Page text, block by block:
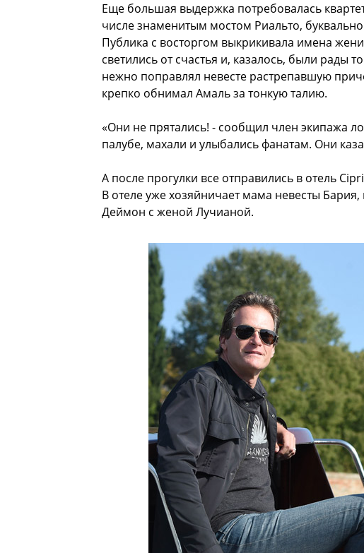
Еще большая выдержка потребовалась
числе знаменитым мостом Риальто,
Публика с восторгом выкрикивала имена
светились от счастья и, казалось, были рады
нежно поправлял невесте растрепавшую
крепко обнимал Амаль за тонкую талию.
«Они не прятались! - сообщил член экипажа
палубе, махали и улыбались фанатам. Они
А после прогулки все отправились в отель
В отеле уже хозяйничает мама невесты
Деймон с женой Лучианой.